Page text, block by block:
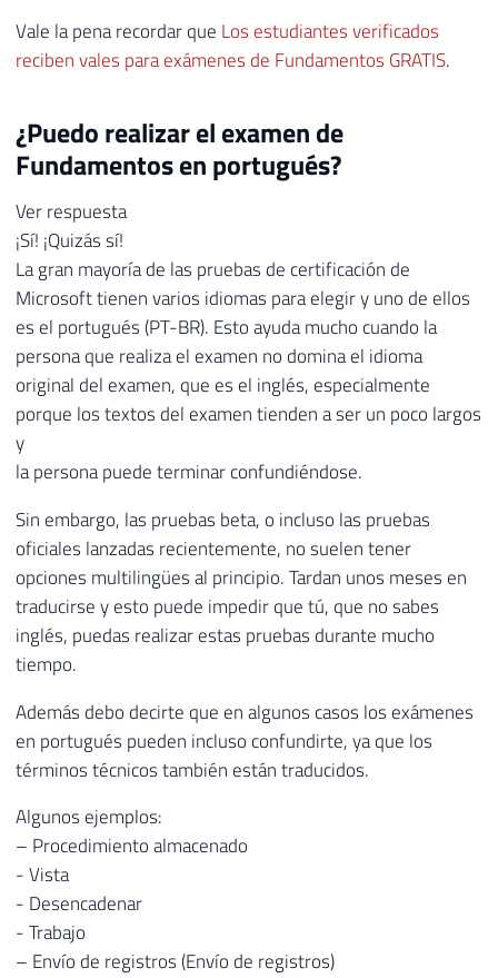
Vale la pena recordar que Los estudiantes verificados
reciben vales para exámenes de Fundamentos GRATIS.
¿Puedo realizar el examen de
Fundamentos en portugués?
Ver respuesta
¡Sí! ¡Quizás sí!
La gran mayoría de las pruebas de certificación de
Microsoft tienen varios idiomas para elegir y uno de ellos
es el portugués (PT-BR). Esto ayuda mucho cuando la
persona que realiza el examen no domina el idioma
original del examen, que es el inglés, especialmente
porque los textos del examen tienden a ser un poco largos
y
la persona puede terminar confundiéndose.
Sin embargo, las pruebas beta, o incluso las pruebas
oficiales lanzadas recientemente, no suelen tener
opciones multilingües al principio. Tardan unos meses en
traducirse y esto puede impedir que tú, que no sabes
inglés, puedas realizar estas pruebas durante mucho
tiempo.
Además debo decirte que en algunos casos los exámenes
en portugués pueden incluso confundirte, ya que los
términos técnicos también están traducidos.
Algunos ejemplos:
– Procedimiento almacenado
- Vista
- Desencadenar
- Trabajo
– Envío de registros (Envío de registros)